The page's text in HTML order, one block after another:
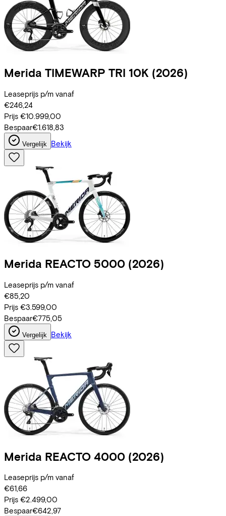
Merida TIMEWARP TRI 10K (2026)
Leaseprijs p/m vanaf
€246,24
Prijs €10.999,00
Bespaar€1.618,83
Vergelijk Bekijk
Merida REACTO 5000 (2026)
Leaseprijs p/m vanaf
€85,20
Prijs €3.599,00
Bespaar€775,05
Vergelijk Bekijk
Merida REACTO 4000 (2026)
Leaseprijs p/m vanaf
€61,66
Prijs €2.499,00
Bespaar€642,97